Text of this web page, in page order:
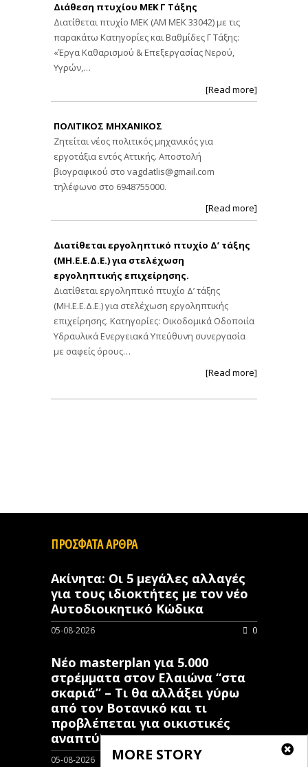
Διάθεση πτυχίου ΜΕΚ Γ Τάξης
Διατίθεται πτυχίο ΜΕΚ (ΑΜ ΜΕΚ 33042) με τις
παρακάτω Κατηγορίες και Βαθμίδες Γ Τάξης:
«Έργα Καθαρισμού & Επεξεργασίας Νερού,
Υγρών,…
[Read more]
ΠΟΛΙΤΙΚΟΣ ΜΗΧΑΝΙΚΟΣ
Ζητείται νέος πολιτικός μηχανικός για
εργοτάξια εντός Αττικής. Αποστολή
βιογραφικού στο vagdatlis@gmail.com
τηλέφωνο στο 6948755000.
[Read more]
Διατίθεται εργοληπτικό πτυχίο Δ’ τάξης
(ΜΗ.Ε.Ε.Δ.Ε.) για στελέχωση
εργοληπτικής επιχείρησης.
Διατίθεται εργοληπτικό πτυχίο Δ’ τάξης
(ΜΗ.Ε.Ε.Δ.Ε.) για στελέχωση εργοληπτικής
επιχείρησης. Κατηγορίες: Οικοδομικά Οδοποιία
Υδραυλικά Ενεργειακά Υπεύθυνη συνεργασία
με σαφείς όρους…
[Read more]
MORE STORY
ΠΡΟΣΦΑΤΑ ΑΡΘΡΑ
Ακίνητα: Οι 5 μεγάλες αλλαγές
για τους ιδιοκτήτες με τον νέο
Αυτοδιοικητικό Κώδικα
05-08-2026 0
Νέο masterplan για 5.000
στρέμματα στον Ελαιώνα “στα
σκαριά” – Τι θα αλλάξει γύρω
από τον Βοτανικό και τι
προβλέπεται για οικιστικές
αναπτύξεις
05-08-2026